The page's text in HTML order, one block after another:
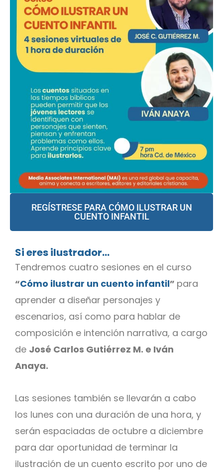
REGÍSTRESE PARA CÓMO ILUSTRAR UN
CUENTO INFANTIL
Si eres ilustrador…
Tendremos cuatro sesiones en el curso
“Cómo ilustrar un cuento infantil” para
aprender a diseñar personajes y
escenarios, así como para hablar de
composición e intención narrativa, a cargo
de José Carlos Gutiérrez M. e Iván
Anaya.
Las sesiones también se llevarán a cabo
los lunes con una duración de una hora, y
serán espaciadas de octubre a diciembre
para dar oportunidad de terminar la
ilustración de un cuento escrito por uno de